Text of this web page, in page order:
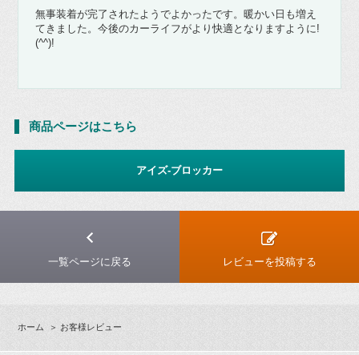
無事装着が完了されたようでよかったです。暖かい日も増え
てきました。今後のカーライフがより快適となりますように!
(^^)!
商品ページはこちら
アイズ-ブロッカー
一覧ページに戻る レビューを投稿する
ホーム ＞ お客様レビュー